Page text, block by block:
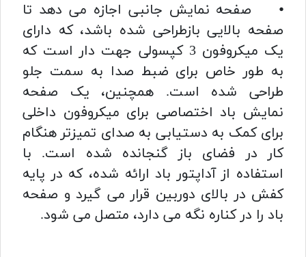
⦁ صفحه نمایش جانبی اجازه می دهد تا
صفحه بالایی بازطراحی شده باشد، که دارای
یک میکروفون 3 کپسولی جهت دار است که
به طور خاص برای ضبط صدا به سمت جلو
طراحی شده است. همچنین، یک صفحه
نمایش باد اختصاصی برای میکروفون داخلی
برای کمک به دستیابی به صدای تمیزتر هنگام
کار در فضای باز گنجانده شده است. با
استفاده از آداپتور باد ارائه شده، که در پایه
کفش در بالای دوربین قرار می گیرد و صفحه
باد را در کناره نگه می دارد، متصل می شود.